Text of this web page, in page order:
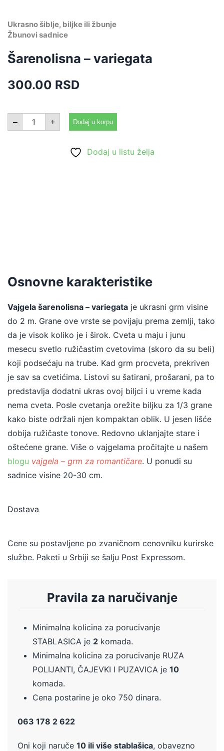
Ukrasno šiblje, biljke ili žbunje
Žbunovi sadnice
Šarenolisna – variegata
300.00 RSD
–
Šarenolisna
variegata
+ Dodaj u korpu
Dodaj u listu želja
Osnovne karakteristike
Vajgela šarenolisna – variegata je ukrasni grm visine
do 2 m. Grane ove vrste se povijaju prema zemlji, tako
da je visok koliko je i širok. Cveta u maju i junu
mesecu svetlo ružičastim cvetovima (skoro da su beli)
koji podsećaju na trube. Kad grm procveta, prekriven
je sav sa cvetićima. Listovi su šatirani, prošarani, pa to
predstavlja dodatni ukras ovoj biljci i u vreme kada
nema cveta. Posle cvetanja orežite biljku za 1/3 grane
kako biste održali njen kompaktan oblik. U jesen lišće
dobija ružičaste tonove. Redovno uklanjajte stare i
oštećene grane. Više o vajgelama pročitajte u našem
blogu vajgela – grm za romantičare. U ponudi su
sadnice visine 20-30 cm.
Dostava
Cene su postavljene po zvaničnom cenovniku kurirske
službe. Paketi u Srbiji se šalju Post Expressom.
Pravila za naručivanje
Minimalna kolicina za porucivanje
STABLASICA je 2 komada.
Minimalna kolicina za porucivanje RUZA
POLIJANTI, ČAJEVKI I PUZAVICA je 10
komada.
Cena postarine je oko 750 dinara.
063 178 2 622
Oni koji naruče 10 ili više stablašica, obavezno